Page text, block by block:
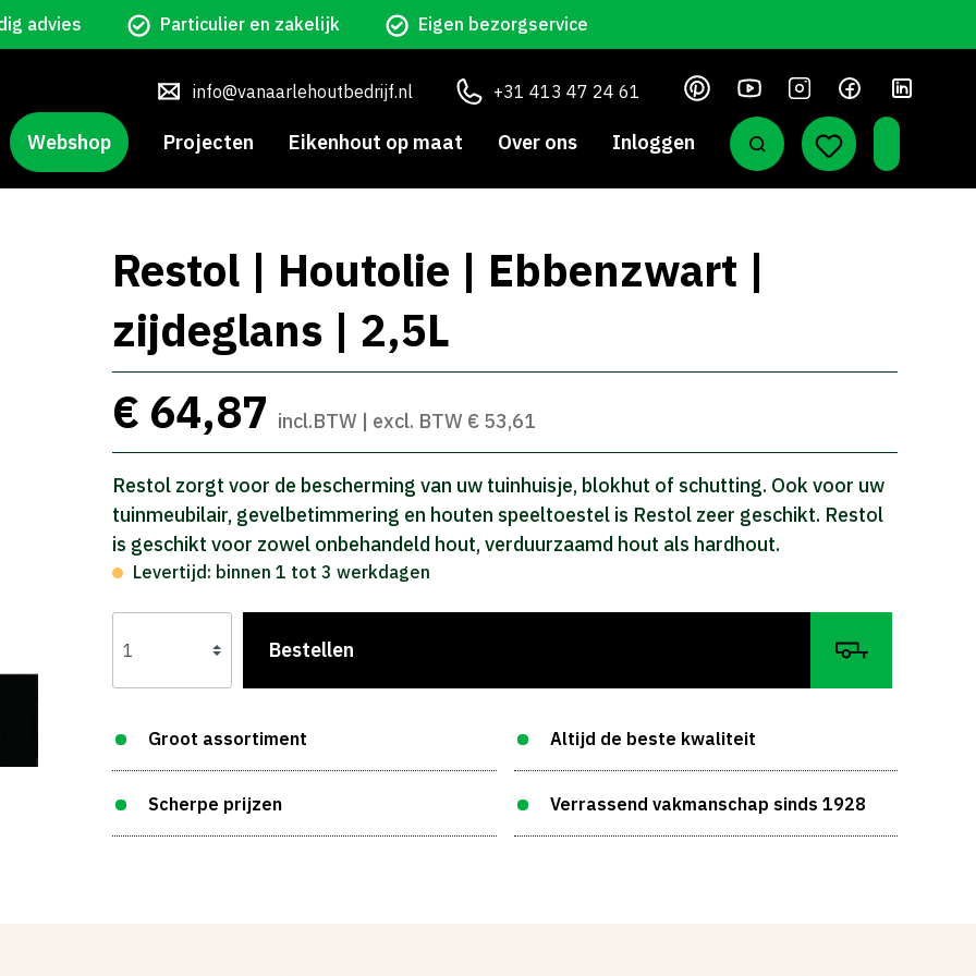
advies Particulier en zakelijk Eigen bezorgservice
info@vanaarlehoutbedrijf.nl +31 413 47 24 61
Webshop Projecten Eikenhout op maat Over ons Inloggen
Restol | Houtolie | Ebbenzwart |
zijdeglans | 2,5L
€ 64,87 incl.BTW | excl. BTW € 53,61
Restol zorgt voor de bescherming van uw tuinhuisje, blokhut of schutting. Ook voor uw
tuinmeubilair, gevelbetimmering en houten speeltoestel is Restol zeer geschikt. Restol
is geschikt voor zowel onbehandeld hout, verduurzaamd hout als hardhout.
Levertijd: binnen 1 tot 3 werkdagen
Bestellen
Groot assortiment
Scherpe prijzen
Altijd de beste kwaliteit
Verrassend vakmanschap sinds 1928